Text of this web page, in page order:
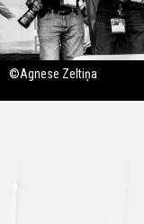
©Agnese Zeltiņa